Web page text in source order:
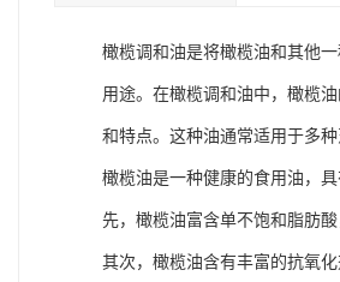
橄榄调和油是将橄榄油和其他
用途。在橄榄调和油中，橄榄
和特点。这种油通常适用于多
橄榄油是一种健康的食用油，具
先，橄榄油富含单不饱和脂肪
其次，橄榄油含有丰富的抗氧